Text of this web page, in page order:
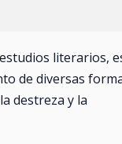
literarios,
de diversas
destreza y la